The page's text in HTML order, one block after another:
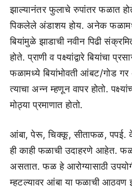
झाल्यानंतर फुलाचे रुपांतर फळात
पिकलेले अंडाशय होय. अनेक
बियांमुळे झाडाची नवीन पिढी
होते. प्राणी व पक्ष्यांद्वारे बियांचा
फळामध्ये बियांभोवती आंबट/गोड
त्याचा अन्न म्हणून वापर होतो.
मोठ्या प्रमाणात होतो.
आंबा, पेरू, चिक्कू, सीताफळ, पपई.
ही काही फळाची उदाहरणे आहेत.
असतात. फळ हे आरोग्यासाठी
म्हटल्यावर आंबा या फळाची आठवण